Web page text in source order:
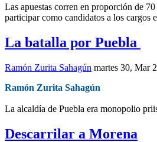
Las apuestas corren en proporción de
participar como candidatos a los cargos
La batalla por Puebla
Ramón Zurita Sahagún martes 30, Mar
Ramón Zurita Sahagún
La alcaldía de Puebla era monopolio
Descarrilar a Morena